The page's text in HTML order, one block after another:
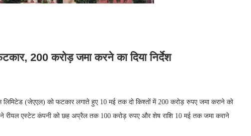
200 करोड़ जमा करने का दिया निर्देश
(जेएएल) को फटकार लगाते हुए 10 मई तक दो किश्तों में 200 करोड़ रुपए जमा कराने को
ने रीयल एस्टेट कंपनी को छह अप्रैल तक 100 करोड़ रुपए और शेष राशि 10 मई तक जमा कराने